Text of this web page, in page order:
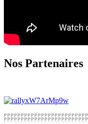
Nos Partenaires